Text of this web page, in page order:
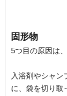
固形物
5つ目の原因は
入浴剤やシャ
に、袋を切り取